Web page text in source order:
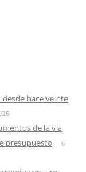
hace veinte
de la vía
presupuesto
6